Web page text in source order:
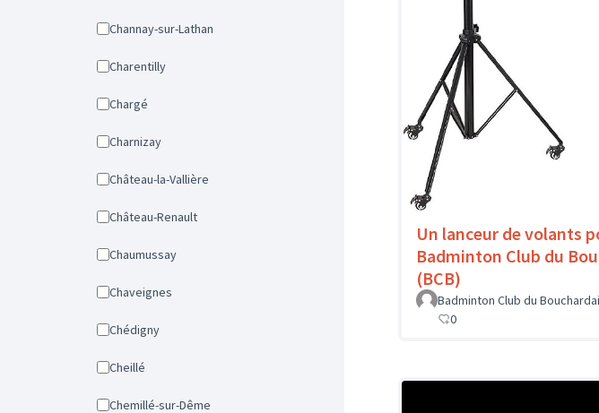
Channay-sur-Lathan
Charentilly
Chargé
Charnizay
Château-la-Vallière
Château-Renault
Chaumussay
Chaveignes
Chédigny
Cheillé
Chemillé-sur-Dême
Un lanceur de volants
Badminton Club du
(BCB)
Badminton Club du
0